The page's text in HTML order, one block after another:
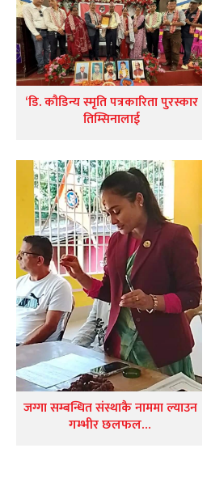
‘डि. कौडिन्य स्मृति पत्रकारिता पुरस्कार
तिम्सिनालाई
जग्गा सम्बन्धित संस्थाकै नाममा ल्याउन
गम्भीर छलफल…